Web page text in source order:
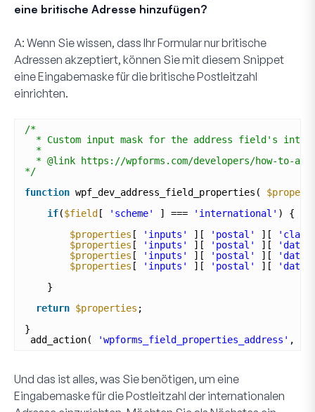
eine britische Adresse hinzufügen?
A: Wenn Sie wissen, dass Ihr Formular nur britische
Adressen akzeptiert, können Sie mit diesem Snippet
eine Eingabemaske für die britische Postleitzahl
einrichten.
/*
* Custom input mask for the address field's
*
* @link https://wpforms.com/developers/how-to-
*/
function wpf_dev_address_field_properties(
if($field [ 'scheme' ] === 'international' ) {
$properties [ 'inputs' ][ 'postal' ][
$properties [ 'inputs' ][ 'postal' ][
'data'
$properties [ 'inputs' ][ 'postal' ][
'data'
$properties [ 'inputs' ][ 'postal' ][
'data'
}
return $properties ;
}
add_action(
'wpforms_field_properties_address' ,
Und das ist alles, was Sie benötigen, um eine
Eingabemaske für diePostleitzahl der internationalen